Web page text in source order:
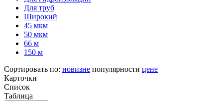
Для труб
Широкий
45 мкм
50 мкм
66 м
150 м
Сортировать по: новизне популярности цене
Карточки
Список
Таблица